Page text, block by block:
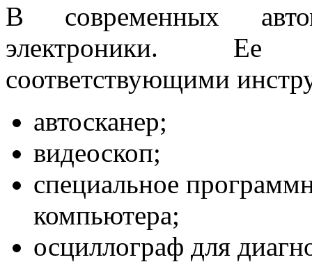
В современных
электроники. Ее
соответствующими
автосканер;
видеоскоп;
специальное
компьютера;
осциллограф для